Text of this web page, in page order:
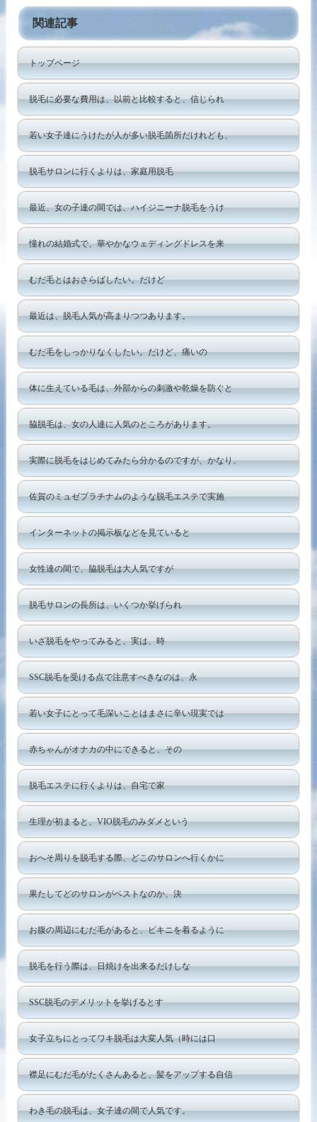
関連記事
トップページ
脱毛に必要な費用は、以前と比較すると、信じられ
若い女子達にうけたが人が多い脱毛箇所だけれども、
脱毛サロンに行くよりは、家庭用脱毛
最近、女の子達の間では、ハイジニーナ脱毛をうけ
憧れの結婚式で、華やかなウェディングドレスを来
むだ毛とはおさらばしたい。だけど
最近は、脱毛人気が高まりつつあります。
むだ毛をしっかりなくしたい。だけど、痛いの
体に生えている毛は、外部からの刺激や乾燥を防ぐと
脇脱毛は、女の人達に人気のところがあります。
実際に脱毛をはじめてみたら分かるのですが、かなり、
佐賀のミュゼプラチナムのような脱毛エステで実施
インターネットの掲示板などを見ていると
女性達の間で、脇脱毛は大人気ですが
脱毛サロンの長所は、いくつか挙げられ
いざ脱毛をやってみると、実は、時
SSC脱毛を受ける点で注意すべきなのは、永
若い女子にとって毛深いことはまさに辛い現実では
赤ちゃんがオナカの中にできると、その
脱毛エステに行くよりは、自宅で家
生理が初まると、VIO脱毛のみダメという
おへそ周りを脱毛する際、どこのサロンへ行くかに
果たしてどのサロンがベストなのか、決
お腹の周辺にむだ毛があると、ビキニを着るように
脱毛を行う際は、日焼けを出来るだけしな
SSC脱毛のデメリットを挙げるとす
女子立ちにとってワキ脱毛は大変人気（時には口
襟足にむだ毛がたくさんあると、髪をアップする自信
わき毛の脱毛は、女子達の間で人気です。